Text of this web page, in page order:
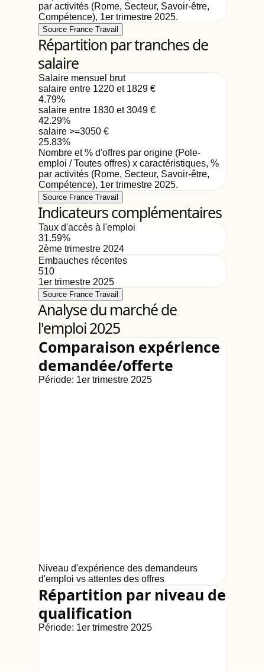
par activités (Rome, Secteur, Savoir-être,
Compétence), 1er trimestre 2025.
Source France Travail
Répartition par tranches de
salaire
Salaire mensuel brut
salaire entre 1220 et 1829 €
4.79%
salaire entre 1830 et 3049 €
42.29%
salaire >=3050 €
25.83%
Nombre et % d'offres par origine (Pole-
emploi / Toutes offres) x caractéristiques, %
par activités (Rome, Secteur, Savoir-être,
Compétence), 1er trimestre 2025.
Source France Travail
Indicateurs complémentaires
Taux d'accès à l'emploi
31.59%
2ème trimestre 2024
Embauches récentes
510
1er trimestre 2025
Source France Travail
Analyse du marché de
l'emploi 2025
Comparaison expérience
demandée/offerte
Période: 1er trimestre 2025
Niveau d'expérience des demandeurs
d'emploi vs attentes des offres
Répartition par niveau de
qualification
Période: 1er trimestre 2025